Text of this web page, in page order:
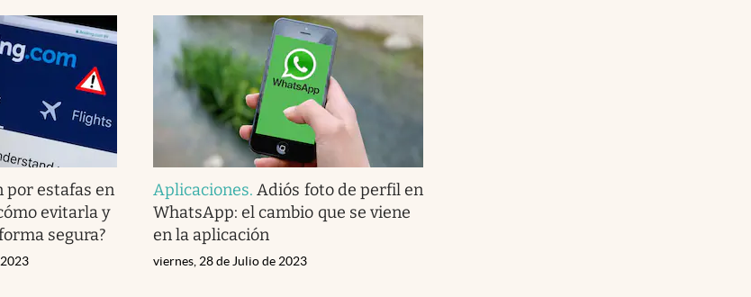
por estafas en
evitarla y
segura?
Aplicaciones.Adiós foto de perfil en
WhatsApp: el cambio que se viene
en la aplicación
viernes, 28 de Julio de 2023